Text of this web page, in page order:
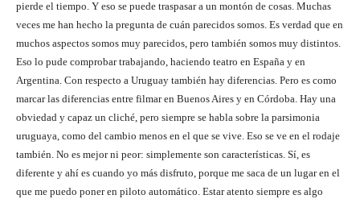
pierde el tiempo. Y eso se puede traspasar a un montón de cosas. Muchas
veces me han hecho la pregunta de cuán parecidos somos. Es verdad que en
muchos aspectos somos muy parecidos, pero también somos muy distintos.
Eso lo pude comprobar trabajando, haciendo teatro en España y en
Argentina. Con respecto a Uruguay también hay diferencias. Pero es como
marcar las diferencias entre filmar en Buenos Aires y en Córdoba. Hay una
obviedad y capaz un cliché, pero siempre se habla sobre la parsimonia
uruguaya, como del cambio menos en el que se vive. Eso se ve en el rodaje
también. No es mejor ni peor: simplemente son características. Sí, es
diferente y ahí es cuando yo más disfruto, porque me saca de un lugar en el
que me puedo poner en piloto automático. Estar atento siempre es algo